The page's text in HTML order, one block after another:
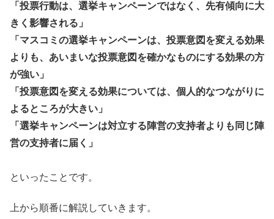
「投票行動は、選挙キャンペーンではなく、先有傾向に大
きく影響される」
「マスコミの選挙キャンペーンは、投票意図を変える効果
よりも、あいまいな投票意図を確かなものにする効果の方
が強い」
「投票意図を変える効果については、個人的なつながりに
よるところが大きい」
「選挙キャンペーンは対立する陣営の支持者よりも同じ陣
営の支持者に届く」
といったことです。
上から順番に解説していきます。